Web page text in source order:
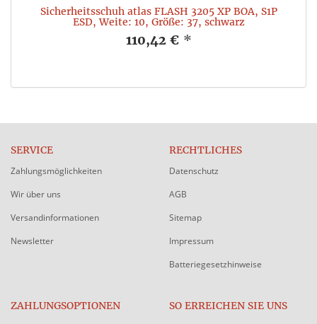
Sicherheitsschuh atlas FLASH 3205 XP BOA, S1P
ESD, Weite: 10, Größe: 37, schwarz
110,42 € *
SERVICE
Zahlungsmöglichkeiten
Wir über uns
Versandinformationen
Newsletter
RECHTLICHES
Datenschutz
AGB
Sitemap
Impressum
Batteriegesetzhinweise
ZAHLUNGSOPTIONEN SO ERREICHEN SIE UNS